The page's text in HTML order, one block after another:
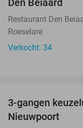
Den Beiaard
Restaurant Den
Roeselare
Verkocht: 34
3-gangen
Nieuwpoort